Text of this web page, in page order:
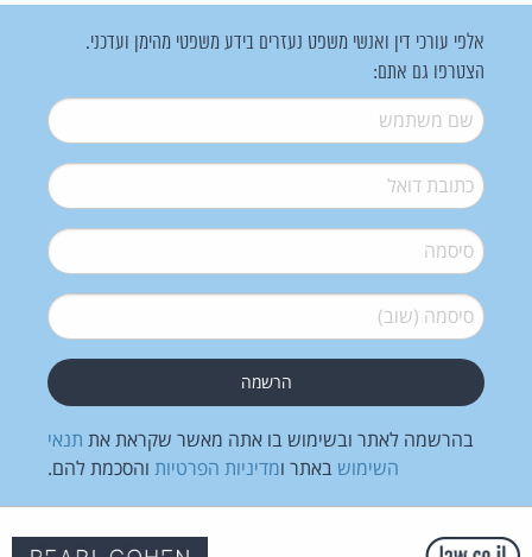
אלפי עורכי דין ואנשי משפט נעזרים בידע משפטי מהימן ועדכני.
הצטרפו גם אתם:
שם משתמש*
דואל*
סיסמה*
סיסמה (שוב)*
בהרשמה לאתר ובשימוש בו אתה מאשר שקראת את תנאי
השימוש באתר ומדיניות הפרטיות והסכמת להם.